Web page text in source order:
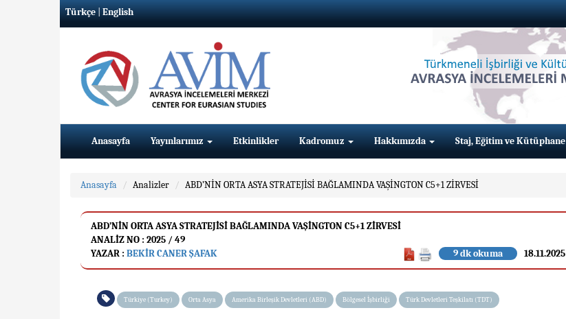
Türkçe|English
Anasayfa Yayınlarımız Etkinlikler Kadromuz Hakkımızda Staj, Eğitim ve Kütüphane
Anasayfa Analizler ABD’NİN ORTA ASYA STRATEJİSİ BAĞLAMINDA VAŞİNGTON C5+1 ZİRVESİ
ABD’NİN ORTA ASYA STRATEJİSİ BAĞLAMINDA VAŞİNGTON C5+1 ZİRVESİ
ANALIZ NO : 2025 / 49
YAZAR : BEKIR CANER ŞAFAK 18.11.2025
9 dk okuma
Türkiye (Turkey) Orta Asya Amerika Birleşik Devletleri (ABD) Bölgesel İşbirliği Türk Devletleri Teşkilatı (TDT)